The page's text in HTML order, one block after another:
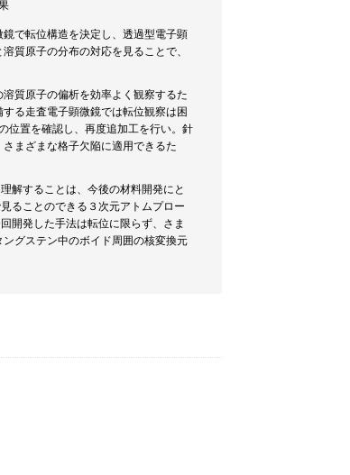
で転位構造を決定し、透過型電子顕
質原子の分布の対応を見ることで、
質原子の偏析を効率よく観察するた
る走査電子顕微鏡では転位観察は困
位置を確認し、再度追加工を行い。針
まざまな格子欠陥に適用できるた
解することは、今後の材料開発にと
ることのできる３次元アトムプロー
開発した手法は転位に限らず、さま
グステン中のボイド周囲の核変換元